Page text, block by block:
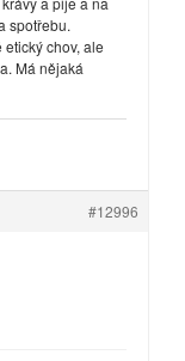
spotřebu.
chov, ale
Má nějaká
#12996